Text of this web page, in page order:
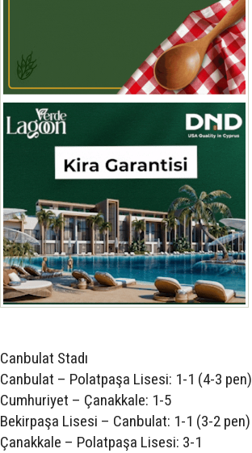
Canbulat Stadı
Canbulat – Polatpaşa Lisesi: 1-1 (4-3 pen)
Cumhuriyet – Çanakkale: 1-5
Bekirpaşa Lisesi – Canbulat: 1-1 (3-2 pen)
Çanakkale – Polatpaşa Lisesi: 3-1